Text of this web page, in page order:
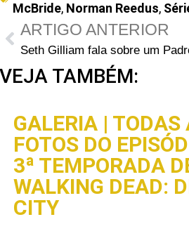
McBride, Norman Reedus,
ARTIGO ANTERIOR
VEJA TAMBÉM:
GALERIA | TODAS
FOTOS DO
3ª TEMPORADA
WALKING DEAD:
CITY